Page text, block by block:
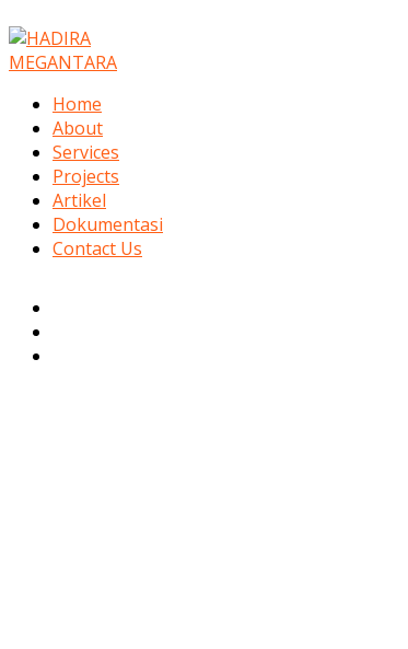
ke
konten
Home
About
Services
Projects
Artikel
Dokumentasi
Contact Us